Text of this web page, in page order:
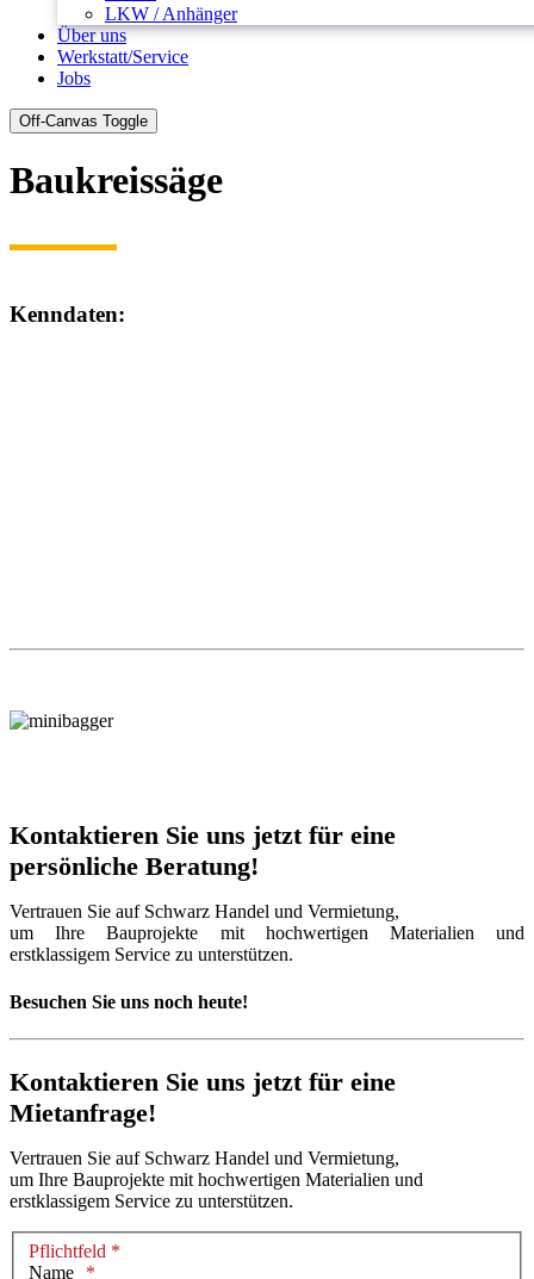
LKW / Anhänger
Über uns
Werkstatt/Service
Jobs
Off-Canvas Toggle
Baukreissäge
Kenndaten:
Kontaktieren Sie uns jetzt für eine
persönliche Beratung!
Vertrauen Sie auf Schwarz Handel und Vermietung,
um Ihre Bauprojekte mit hochwertigen Materialien und
erstklassigem Service zu unterstützen.
Besuchen Sie uns noch heute!
Kontaktieren Sie uns jetzt für eine
Mietanfrage!
Vertrauen Sie auf Schwarz Handel und Vermietung,
um Ihre Bauprojekte mit hochwertigen Materialien und
erstklassigem Service zu unterstützen.
Pflichtfeld *
Name